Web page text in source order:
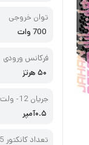
توان خروجی
700 وات
فرکانس ورودی
۵۰ هرتز
جریان 12- ولت
۰.۵آمپر